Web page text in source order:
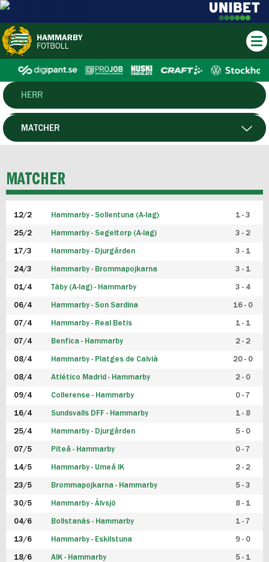
HERR
DAM
P19
F19
FUTSAL HERR
FUTSAL DAM
MATCHER
MATCHER
12/2 Hammarby - Sollentuna (A-lag) 1 - 3
25/2 Hammarby - Segeltorp (A-lag) 3 - 2
17/3 Hammarby - Djurgården 3 - 1
24/3 Hammarby - Brommapojkarna 3 - 1
01/4 Täby (A-lag) - Hammarby 3 - 4
06/4 Hammarby - Son Sardina 16 - 0
07/4 Hammarby - Real Betis 1 - 1
07/4 Benfica - Hammarby 2 - 2
08/4 Hammarby - Platges de Calvià 20 - 0
08/4 Atlético Madrid - Hammarby 2 - 0
09/4 Collerense - Hammarby 0 - 7
16/4 Sundsvalls DFF - Hammarby 1 - 8
25/4 Hammarby - Djurgården 5 - 0
07/5 Piteå - Hammarby 0 - 7
14/5 Hammarby - Umeå IK 2 - 2
23/5 Brommapojkarna - Hammarby 5 - 3
30/5 Hammarby - Älvsjö 8 - 1
04/6 Bollstanäs - Hammarby 1 - 7
13/6 Hammarby - Eskilstuna 9 - 0
18/6 AIK - Hammarby 5 - 1